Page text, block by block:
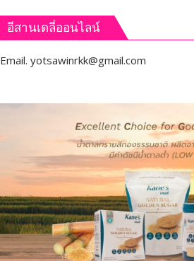
อีสานเดลี่ออนไลน์
Email. yotsawinrkk@gmail.com